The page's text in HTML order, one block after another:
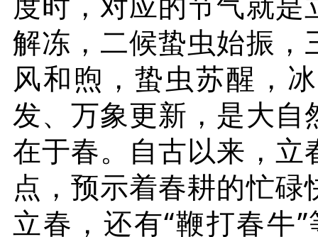
解冻，二候蛰虫始振
风和煦，蛰虫苏醒，
发、万象更新，是大
在于春。自古以来，
点，预示着春耕的忙
立春，还有“鞭打春牛